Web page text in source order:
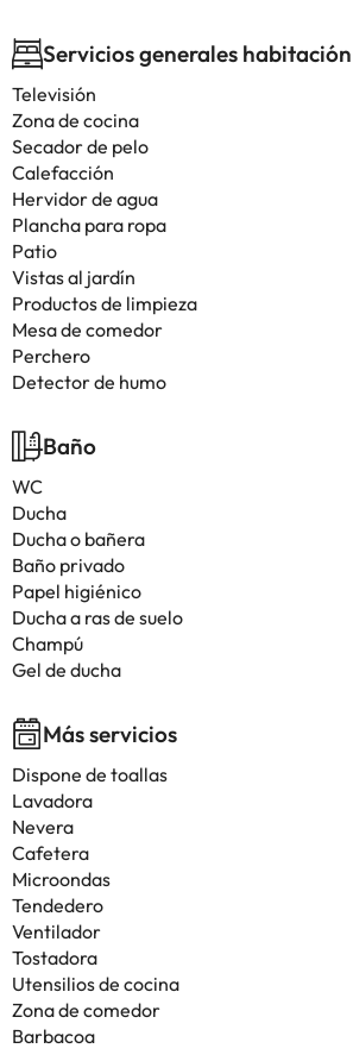
Servicios generales habitación
Televisión
Zona de cocina
Secador de pelo
Calefacción
Hervidor de agua
Plancha para ropa
Patio
Vistas al jardín
Productos de limpieza
Mesa de comedor
Perchero
Detector de humo
Baño
WC
Ducha
Ducha o bañera
Baño privado
Papel higiénico
Ducha a ras de suelo
Champú
Gel de ducha
Más servicios
Dispone de toallas
Lavadora
Nevera
Cafetera
Microondas
Tendedero
Ventilador
Tostadora
Utensilios de cocina
Zona de comedor
Barbacoa